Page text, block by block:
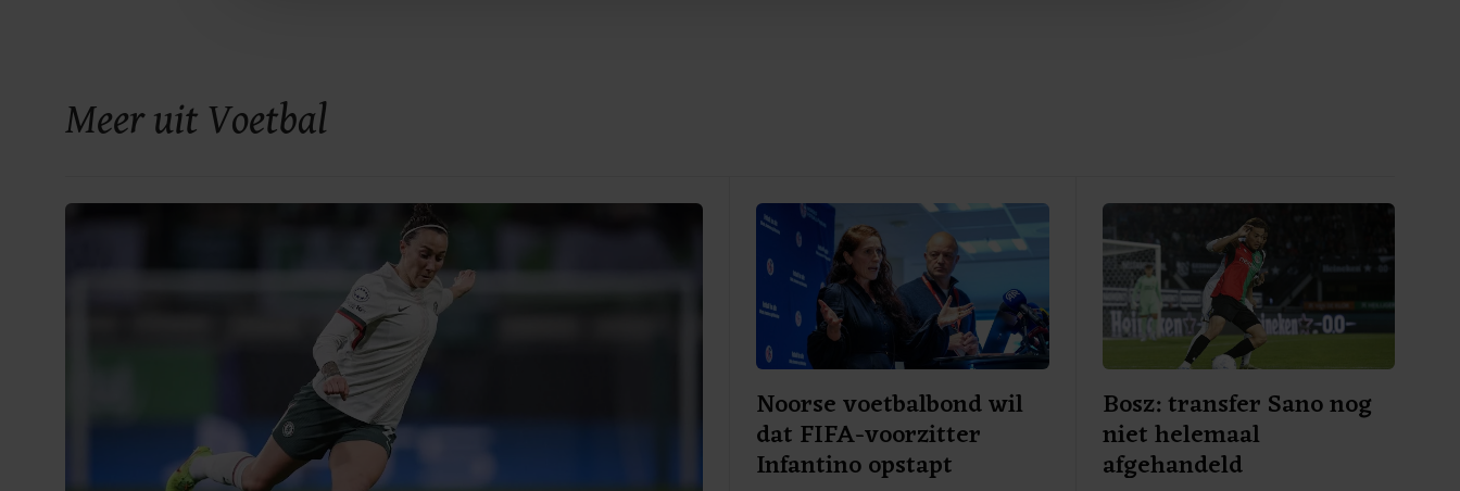
Meer uit Voetbal
Noorse voetbalbond wil
dat FIFA-voorzitter
Infantino opstapt
Bosz: transfer Sano nog
niet helemaal
afgehandeld